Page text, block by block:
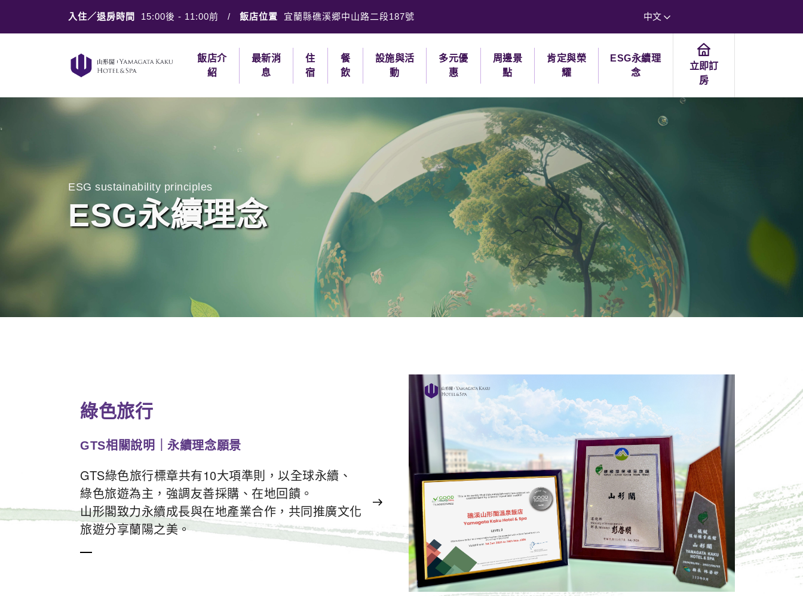
入住／退房時間 15:00後 - 11:00前 / 飯店位置 宜蘭縣礁溪郷中山路二段187號 中文
飯店介
紹
最新消
息
住
宿
餐
飲
設施與活
動
多元優
惠
周邊景
點
肯定與榮
耀
ESG永續理
念
立即訂
房
ESG sustainability principles
ESG永續理念
綠色旅行
GTS相關說明｜永續理念願景
GTS綠色旅行標章共有10大項準則，以全球永續、
綠色旅遊為主，強調友善採購、在地回饋。
山形閣致力永續成長與在地產業合作，共同推廣文化
旅遊分享蘭陽之美。